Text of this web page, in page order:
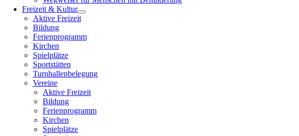
Freizeit & Kultur
Aktive Freizeit
Bildung
Ferienprogramm
Kirchen
Spielplätze
Sportstätten
Turnhallenbelegung
Vereine
Aktive Freizeit
Bildung
Ferienprogramm
Kirchen
Spielplätze